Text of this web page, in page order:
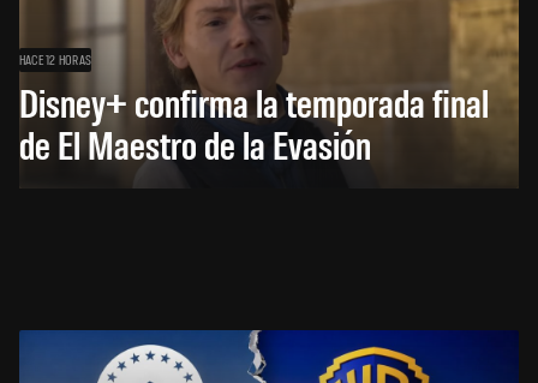
HACE 12 HORAS
Disney+ confirma la temporada final
de El Maestro de la Evasión